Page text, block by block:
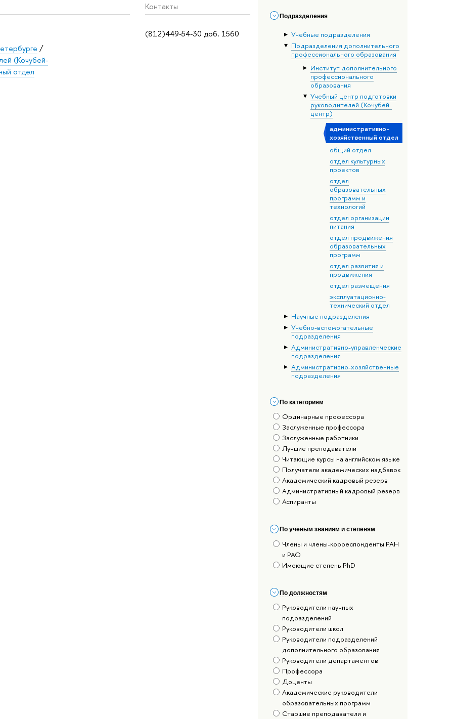
Подразделения
Учебные подразделения
Подразделения дополнительного
профессионального образования
Институт дополнительного
профессионального
образования
Учебный центр подготовки
руководителей (Кочубей-
центр)
административно-
хозяйственный отдел
общий отдел
отдел культурных
проектов
отдел
образовательных
программ и
технологий
отдел организации
питания
отдел продвижения
образовательных
программ
отдел развития и
продвижения
отдел размещения
эксплуатационно-
технический отдел
Научные подразделения
Учебно-вспомогательные
подразделения
Административно-управленческие
подразделения
Административно-хозяйственные
подразделения
По категориям
Ординарные профессора
Заслуженные профессора
Заслуженные работники
Лучшие преподаватели
Читающие курсы на английском языке
Получатели академических надбавок
Академический кадровый резерв
Административный кадровый резерв
Аспиранты
По учёным званиям и степеням
Члены и члены-корреспонденты РАН
и РАО
Имеющие степень PhD
По должностям
Руководители научных
подразделений
Руководители школ
Руководители подразделений
дополнительного образования
Руководители департаментов
Профессора
Доценты
Академические руководители
образовательных программ
Старшие преподаватели и
Контакты
(812)449-54-30 доб. 1560
/
(Кочубей-
отдел